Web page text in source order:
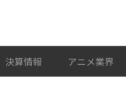
決算情報 アニメ業界